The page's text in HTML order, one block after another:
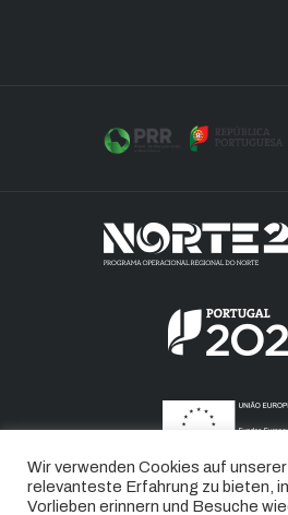
Wir verwenden Cookies auf
relevanteste Erfahrung zu bieten,
Vorlieben erinnern und Besuche